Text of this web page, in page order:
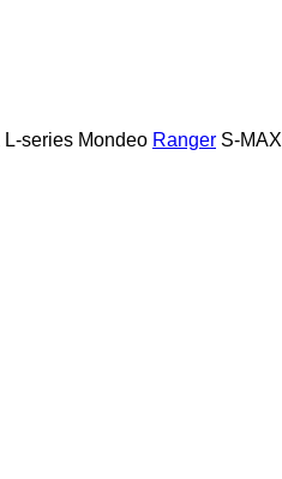
L-series Mondeo Ranger S-MAX